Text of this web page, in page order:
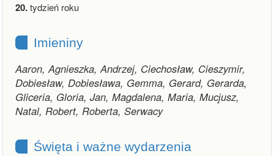
20.tydzień roku
Imieniny
Aaron, Agnieszka, Andrzej, Ciechosław, Cieszymir,
Dobiesław, Dobiesława, Gemma, Gerard, Gerarda,
Gliceria, Gloria, Jan, Magdalena, Maria, Mucjusz,
Natal, Robert, Roberta, Serwacy
Święta i ważne wydarzenia